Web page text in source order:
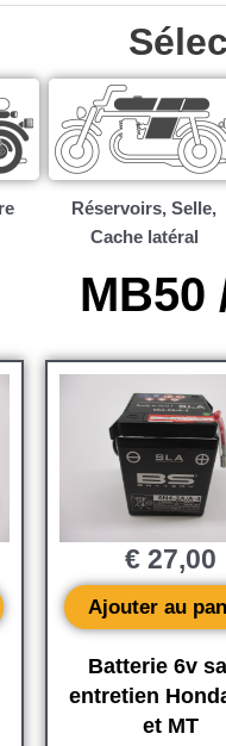
Réservoirs, Selle,
Cache latéral
MB50
Batterie 6v
entretien
et MT
€27,00
Ajouter au